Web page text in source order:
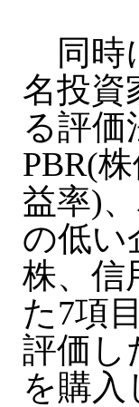
同時
名投資
る評価
PBR(
益率)
の低い
株、信
た7項
評価し
を購入